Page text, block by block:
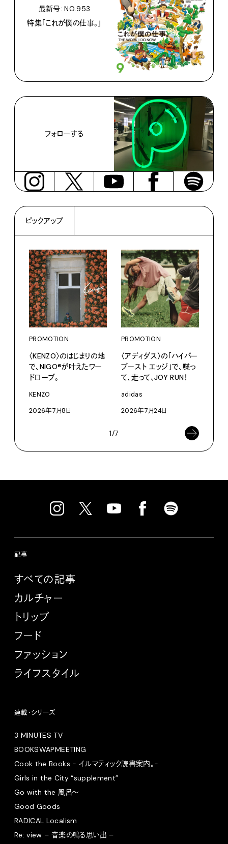
最新号: NO.953
特集「これが僕の仕事。」
フォローする
ピックアップ
PROMOTION
〈KENZO〉のはじまりの地
で、NIGO®が叶えたワー
ドローブ。
KENZO
2026年7月8日
PROMOTION
〈アディダス〉の「ハイパー
ブースト エッジ」で、喋っ
て、走って、JOY RUN！
adidas
2026年7月24日
1/7
記事
すべての記事
カルチャー
トリップ
フード
ファッション
ライフスタイル
連載・シリーズ
3 MINUTES TV
BOOKSWAPMEETING
Cook the Books - イルマティック読書案内。-
Girls in the City “supplement”
Go with the 風呂〜
Good Goods
RADICAL Localism
Re: view – 音楽の鳴る思い出 –